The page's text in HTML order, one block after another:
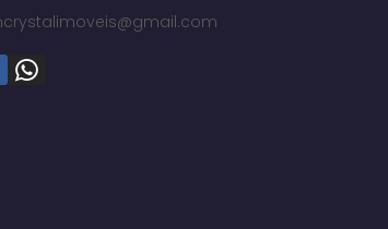
II, Avaré, São Paulo, Brasil
crystalimoveis@gmail.com